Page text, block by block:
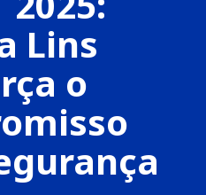
Lins
o